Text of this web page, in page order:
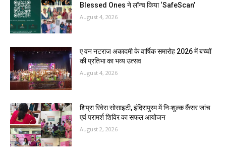
Blessed Ones ने लॉन्च किया ‘SafeScan’
August 4, 2026
ए वन नटराज अकादमी के वार्षिक समारोह 2026 में बच्चों
की प्रतिभा का भव्य उत्सव
August 4, 2026
शिप्रा रिवेरा सोसाइटी, इंदिरापुरम में निःशुल्क कैंसर जांच
एवं परामर्श शिविर का सफल आयोजन
August 2, 2026